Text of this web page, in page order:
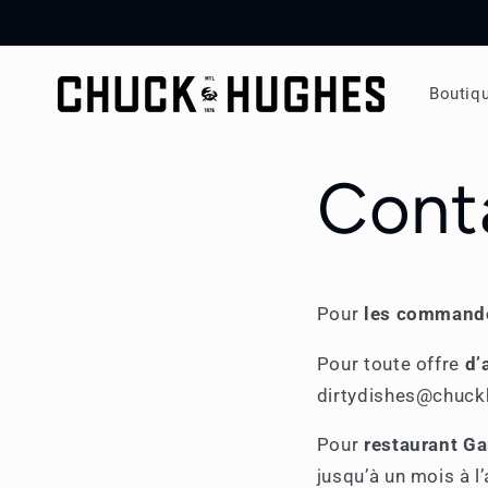
au
Pour les
Pour toute offre
Pour restaurant
jusqu’à un mois à